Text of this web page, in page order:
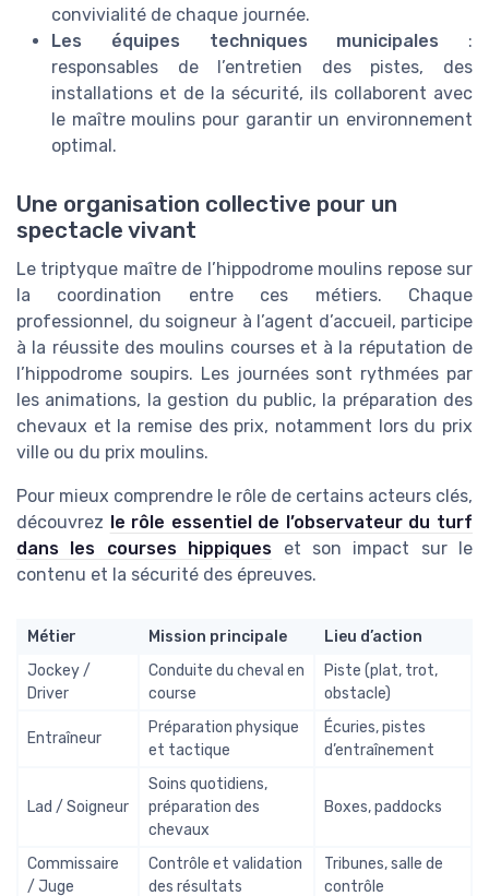
convivialité de chaque journée.
Les équipes techniques municipales :
responsables de l’entretien des pistes, des
installations et de la sécurité, ils collaborent avec
le maître moulins pour garantir un environnement
optimal.
Une organisation collective pour un
spectacle vivant
Le triptyque maître de l’hippodrome moulins repose sur
la coordination entre ces métiers. Chaque
professionnel, du soigneur à l’agent d’accueil, participe
à la réussite des moulins courses et à la réputation de
l’hippodrome soupirs. Les journées sont rythmées par
les animations, la gestion du public, la préparation des
chevaux et la remise des prix, notamment lors du prix
ville ou du prix moulins.
Pour mieux comprendre le rôle de certains acteurs clés,
découvrez le rôle essentiel de l’observateur du turf
dans les courses hippiques et son impact sur le
contenu et la sécurité des épreuves.
Métier Mission principale
Lieu d’action
Jockey /
Driver
Conduite du cheval en
course
Piste (plat, trot,
obstacle)
Entraîneur
Préparation physique
et tactique
Écuries, pistes
d’entraînement
Lad / Soigneur
Soins quotidiens,
préparation des
chevaux
Boxes, paddocks
Commissaire
/ Juge
Contrôle et validation
des résultats
Tribunes, salle de
contrôle